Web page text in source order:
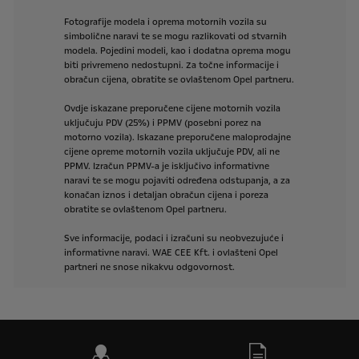
Fotografije modela i oprema motornih vozila su
simbolične naravi te se mogu razlikovati od stvarnih
modela. Pojedini modeli, kao i dodatna oprema mogu
biti privremeno nedostupni. Za točne informacije i
obračun cijena, obratite se ovlaštenom Opel partneru.
Ovdje iskazane preporučene cijene motornih vozila
uključuju PDV (25%) i PPMV (posebni porez na
motorno vozila). Iskazane preporučene maloprodajne
cijene opreme motornih vozila uključuje PDV, ali ne
PPMV. Izračun PPMV-a je isključivo informativne
naravi te se mogu pojaviti određena odstupanja, a za
konačan iznos i detaljan obračun cijena i poreza
obratite se ovlaštenom Opel partneru.
Sve informacije, podaci i izračuni su neobvezujuće i
informativne naravi. WAE CEE Kft. i ovlašteni Opel
partneri ne snose nikakvu odgovornost.